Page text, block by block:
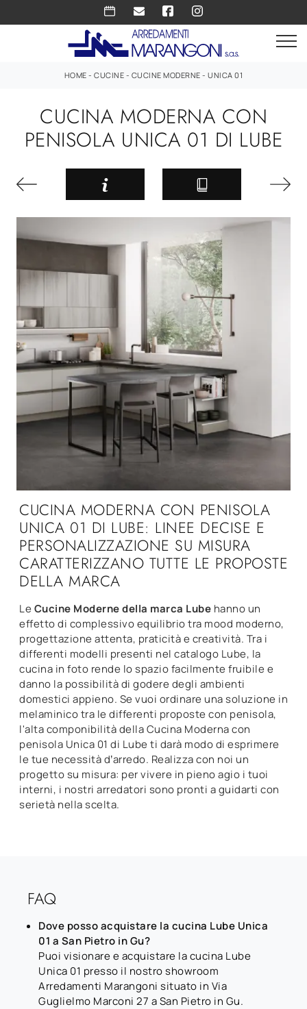
HOME -CUCINE - CUCINE MODERNE -UNICA 01
CUCINA MODERNA CON
PENISOLA UNICA 01 DI LUBE
CUCINA MODERNA CON PENISOLA
UNICA 01 DI LUBE: LINEE DECISE E
PERSONALIZZAZIONE SU MISURA
CARATTERIZZANO TUTTE LE PROPOSTE
DELLA MARCA
LeCucine Moderne della marca Lube hanno un
effetto di complessivo equilibrio tra mood moderno,
progettazione attenta, praticità e creatività. Tra i
differenti modelli presenti nel catalogo Lube, la
cucina in foto rende lo spazio facilmente fruibile e
danno la possibilità di godere degli ambienti
domestici appieno. Se vuoi ordinare una soluzione in
melaminico tra le differenti proposte con penisola,
l'alta componibilità della Cucina Moderna con
penisola Unica 01 di Lube ti darà modo di esprimere
le tue necessità d’arredo. Realizza con noi un
progetto su misura: per vivere in pieno agio i tuoi
interni, i nostri arredatori sono pronti a guidarti con
serietà nella scelta.
FAQ
Dove posso acquistare la cucina Lube Unica
01 a San Pietro in Gu?
Puoi visionare e acquistare la cucina Lube
Unica 01 presso il nostro showroom
Arredamenti Marangoni situato in Via
Guglielmo Marconi 27 a San Pietro in Gu.